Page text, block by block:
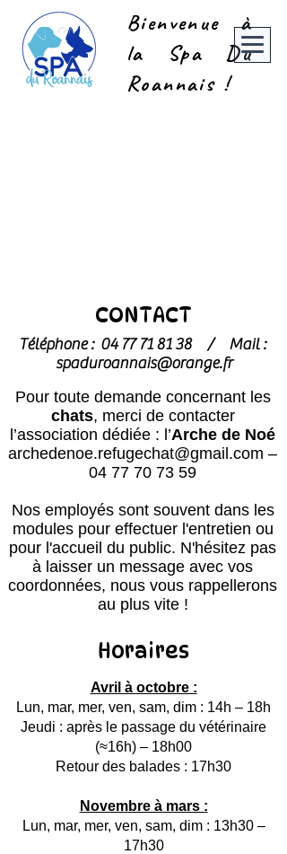
Bienvenue à
la Spa Du
Roannais !
CONTACT
Téléphone : 04 77 71 81 38/ Mail :
spaduroannais@orange.fr
Pour toute demande concernant les
chats, merci de contacter
l’association dédiée : l’Arche de Noé
archedenoe.refugechat@gmail.com –
04 77 70 73 59
Nos employés sont souvent dans les
modules pour effectuer l'entretien ou
pour l'accueil du public. N'hésitez pas
à laisser un message avec vos
coordonnées, nous vous rappellerons
au plus vite !
Horaires
Avril à octobre :
Lun, mar, mer, ven, sam, dim : 14h – 18h
Jeudi : après le passage du vétérinaire
(≈16h) – 18h00
Retour des balades : 17h30
Novembre à mars :
Lun, mar, mer, ven, sam, dim : 13h30 –
17h30